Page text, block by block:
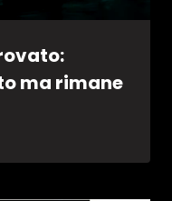
ma rimane